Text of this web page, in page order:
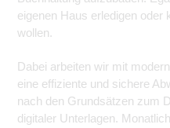
eigenen Haus erledigen oder
wollen.
Dabei arbeiten wir mit
eine effiziente und sichere
nach den Grundsätzen zum
digitaler Unterlagen.